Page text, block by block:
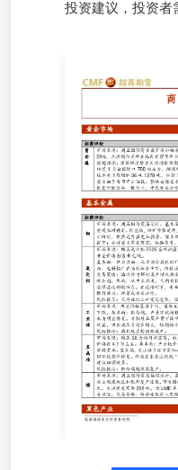
投资建议，投资者
金属市场小幅走弱
显示联盟党领先，
率16%。数据方面
低，制造业扩张超
3.5%，创1995年以
面，印度1月白银
银前一交易日库存
增加36吨1278吨，
主要流向美国。国
白银需求偏弱，同
缓，预计今年白银
银或者做多金银比
商评论 黑色产业
团队 王思然(投资
伟(投资咨询从业资
询从业资格证书编
证书编号：
Z0012822)安婧(投
嘉瑜(投资咨询从业